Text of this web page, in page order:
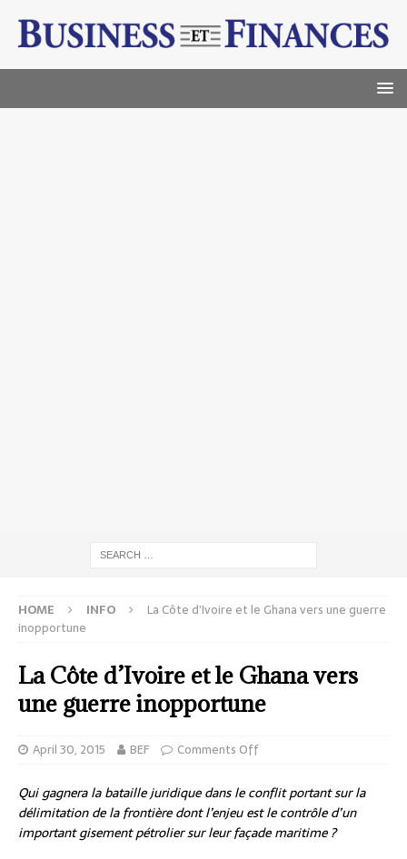
HOME INFO
La Côte d’Ivoire et le Ghana vers une guerre
inopportune
La Côte d’Ivoire et le Ghana vers
une guerre inopportune
April 30, 2015 BEF Comments Off
Qui gagnera la bataille juridique dans le conflit portant sur la
délimitation de la frontière dont l’enjeu est le contrôle d’un
important gisement pétrolier sur leur façade maritime ?